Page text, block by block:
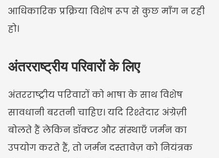
आधिकारिक प्रक्रिया विशेष रूप से कुछ माँग न रही
हो।
अंतरराष्ट्रीय परिवारों के लिए
अंतरराष्ट्रीय परिवारों को भाषा के साथ विशेष
सावधानी बरतनी चाहिए। यदि रिश्तेदार अंग्रेज़ी
बोलते हैं लेकिन डॉक्टर और संस्थाएँ जर्मन का
उपयोग करते हैं, तो जर्मन दस्तावेज़ को नियंत्रक